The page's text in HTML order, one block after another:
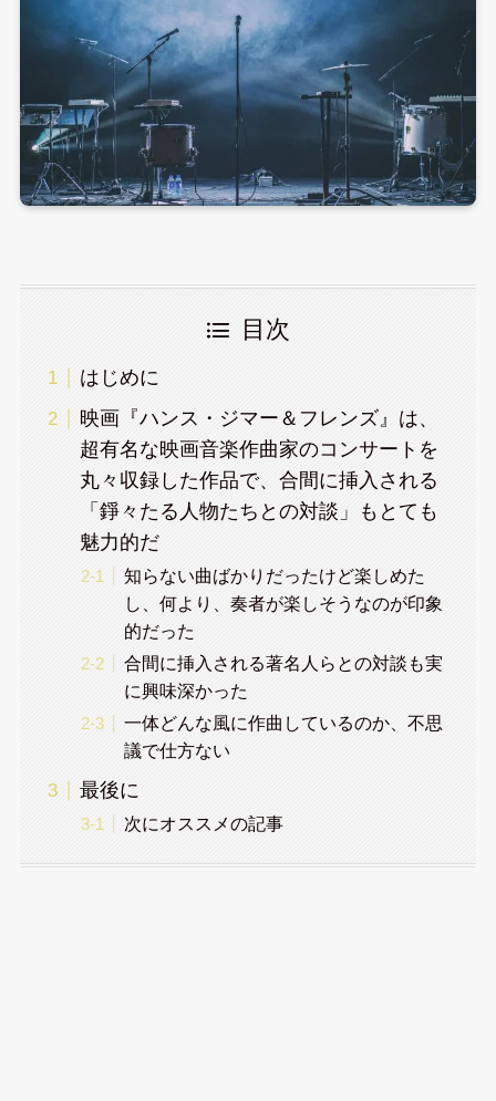
目次
はじめに
映画『ハンス・ジマー＆フレンズ』は、
超有名な映画音楽作曲家のコンサートを
丸々収録した作品で、合間に挿入される
「錚々たる人物たちとの対談」もとても
魅力的だ
知らない曲ばかりだったけど楽しめた
し、何より、奏者が楽しそうなのが印象
的だった
合間に挿入される著名人らとの対談も実
に興味深かった
一体どんな風に作曲しているのか、不思
議で仕方ない
最後に
次にオススメの記事